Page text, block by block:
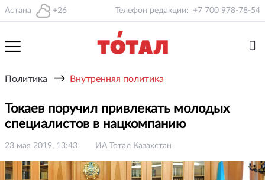
Астана +26 Телефон редакции: +7 700 978-78-54
Политика → Внутренняя политика
Токаев поручил привлекать молодых
специалистов в нацкомпанию
23 мая 2019, 13:43 ИА Тотал Казахстан